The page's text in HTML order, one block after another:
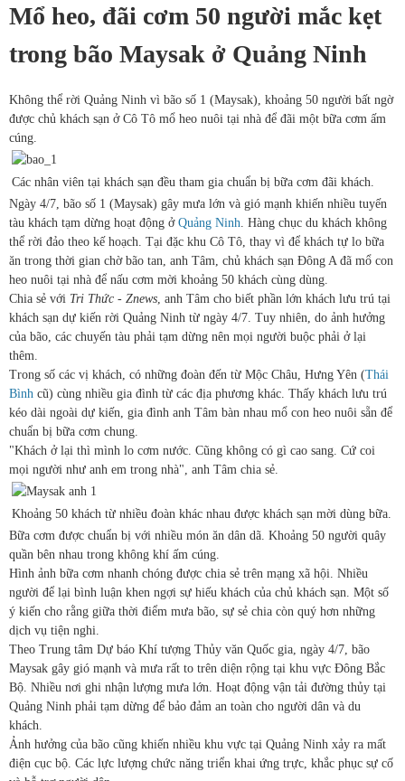
Mổ heo, đãi cơm 50 người mắc kẹt
trong bão Maysak ở Quảng Ninh
Không thể rời Quảng Ninh vì bão số 1 (Maysak), khoảng 50 người bất ngờ
được chủ khách sạn ở Cô Tô mổ heo nuôi tại nhà để đãi một bữa cơm ấm
cúng.
Các nhân viên tại khách sạn đều tham gia chuẩn bị bữa cơm đãi khách.
Ngày 4/7, bão số 1 (Maysak) gây mưa lớn và gió mạnh khiến nhiều tuyến
tàu khách tạm dừng hoạt động ở Quảng Ninh . Hàng chục du khách không
thể rời đảo theo kế hoạch. Tại đặc khu Cô Tô, thay vì để khách tự lo bữa
ăn trong thời gian chờ bão tan, anh Tâm, chủ khách sạn Đông A đã mổ con
heo nuôi tại nhà để nấu cơm mời khoảng 50 khách cùng dùng.
Chia sẻ với Tri Thức - Znews , anh Tâm cho biết phần lớn khách lưu trú tại
khách sạn dự kiến rời Quảng Ninh từ ngày 4/7. Tuy nhiên, do ảnh hưởng
của bão, các chuyến tàu phải tạm dừng nên mọi người buộc phải ở lại
thêm.
Trong số các vị khách, có những đoàn đến từ Mộc Châu, Hưng Yên (Thái
Bình cũ) cùng nhiều gia đình từ các địa phương khác. Thấy khách lưu trú
kéo dài ngoài dự kiến, gia đình anh Tâm bàn nhau mổ con heo nuôi sẵn để
chuẩn bị bữa cơm chung.
"Khách ở lại thì mình lo cơm nước. Cũng không có gì cao sang. Cứ coi
mọi người như anh em trong nhà", anh Tâm chia sẻ.
Khoảng 50 khách từ nhiều đoàn khác nhau được khách sạn mời dùng bữa.
Bữa cơm được chuẩn bị với nhiều món ăn dân dã. Khoảng 50 người quây
quần bên nhau trong không khí ấm cúng.
Hình ảnh bữa cơm nhanh chóng được chia sẻ trên mạng xã hội. Nhiều
người để lại bình luận khen ngợi sự hiếu khách của chủ khách sạn. Một số
ý kiến cho rằng giữa thời điểm mưa bão, sự sẻ chia còn quý hơn những
dịch vụ tiện nghi.
Theo Trung tâm Dự báo Khí tượng Thủy văn Quốc gia, ngày 4/7, bão
Maysak gây gió mạnh và mưa rất to trên diện rộng tại khu vực Đông Bắc
Bộ. Nhiều nơi ghi nhận lượng mưa lớn. Hoạt động vận tải đường thủy tại
Quảng Ninh phải tạm dừng để bảo đảm an toàn cho người dân và du
khách.
Ảnh hưởng của bão cũng khiến nhiều khu vực tại Quảng Ninh xảy ra mất
điện cục bộ. Các lực lượng chức năng triển khai ứng trực, khắc phục sự cố